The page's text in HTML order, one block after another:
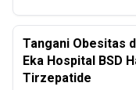
Tangani Obesitas
Eka Hospital BSD
Tirzepatide